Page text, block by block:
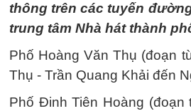
thông trên các tuyến
trung tâm Nhà hát thành
Phố Hoàng Văn Thụ (đoạn
Thụ - Trần Quang Khải đến
Phố Đinh Tiên Hoàng